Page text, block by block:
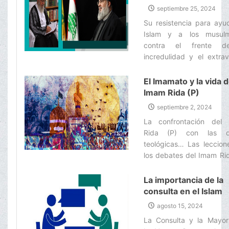
y con la ayuda de
derrotarán y
enemigo sionista, si
quiere.‌
respetado secretario
Líbano
septiembre 25, 2024
Su resistencia para
Islam y a los
contra el frente
incredulidad y el
la promesa de Dios,
dice “Allah ciertamente
a quienes Lo ayudan”
para ustedes, ‌
El Imamato y la vida
Imam Rida (P)
septiembre 2, 2024
La confrontación del
Rida (P) con las
teológicas… Las
los debates del Imam
La importancia de la
consulta en el Islam
agosto 15, 2024
La Consulta y la